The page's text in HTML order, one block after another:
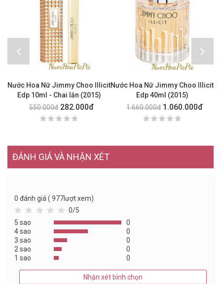
Nước Hoa Nữ Jimmy Choo Illicit
Edp 10ml - Chai lăn (2015)
550.000đ 282.000đ
Nước Hoa Nữ Jimmy Choo Illicit
Edp 40ml (2015)
1.660.000đ 1.060.000đ
ĐÁNH GIÁ VÀ NHẬN XÉT
0 đánh giá ( 977lượt xem)
0/5
5 sao
0
4 sao
0
3 sao
0
2 sao
0
1 sao
0
Nhận xét bình chọn